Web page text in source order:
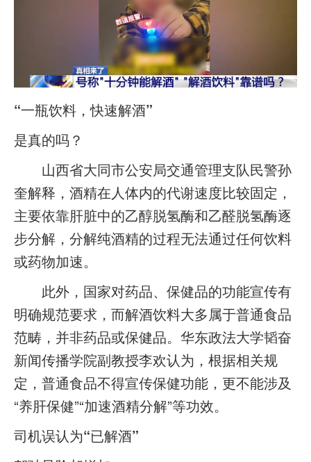
“一瓶饮料，快速解酒”
是真的吗？
山西省大同市公安局交通管理支队民警孙
奎解释，酒精在人体内的代谢速度比较固定，
主要依靠肝脏中的乙醇脱氢酶和乙醛脱氢酶逐
步分解，分解纯酒精的过程无法通过任何饮料
或药物加速。
此外，国家对药品、保健品的功能宣传有
明确规范要求，而解酒饮料大多属于普通食品
范畴，并非药品或保健品。华东政法大学韬奋
新闻传播学院副教授李欢认为，根据相关规
定，普通食品不得宣传保健功能，更不能涉及
“养肝保健”“加速酒精分解”等功效。
司机误认为“已解酒”